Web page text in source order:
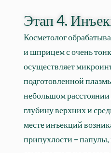
Этап 4.
Косметолог
и шприцем с очень
осуществляет
подготовленной
небольшом расстоянии
глубину верхних и
месте инъекций
припухлости – папулы,